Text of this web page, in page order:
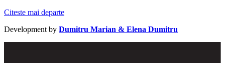
Citeste mai departe
Development by Dumitru Marian & Elena Dumitru